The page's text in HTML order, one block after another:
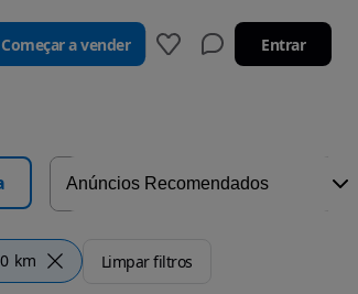
Começar a vender Entrar
km Limpar filtros